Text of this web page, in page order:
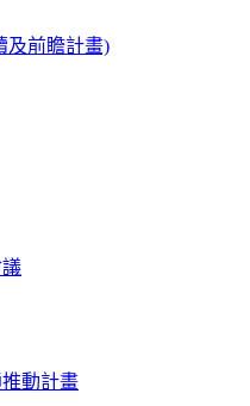
及前瞻計畫)
動計畫